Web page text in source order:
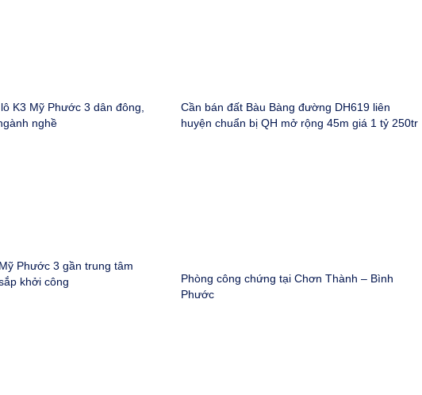
K3 Mỹ Phước 3 dân đông,
nghề
Cần bán đất Bàu Bàng đường DH619 liên
huyện chuẩn bị QH mở rộng 45m giá 1 tỷ 250tr
Phước 3 gần trung tâm
khởi công
Phòng công chứng tại Chơn Thành – Bình
Phước